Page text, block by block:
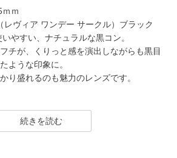
ｍ
レヴィア ワンデー サークル）ブラック
やすい、ナチュラルな黒コン。
チが、くりっと感を演出しながらも黒目
ような印象に。
り盛れるのも魅力のレンズです。
ルーライトバリア）／TORIC（トーリッ
リーズを展開しており、その中でもカラー
続きを読む